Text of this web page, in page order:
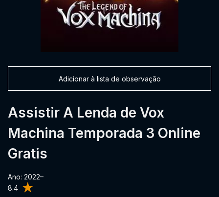
8.4
Assistir A Lenda de Vox
Machina Temporada 3 Online
Gratis
Ano: 2022–
Adicionar à lista de observação